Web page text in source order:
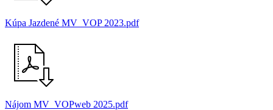
Kúpa Jazdené MV_VOP 2023.pdf
Nájom MV_VOPweb 2025.pdf